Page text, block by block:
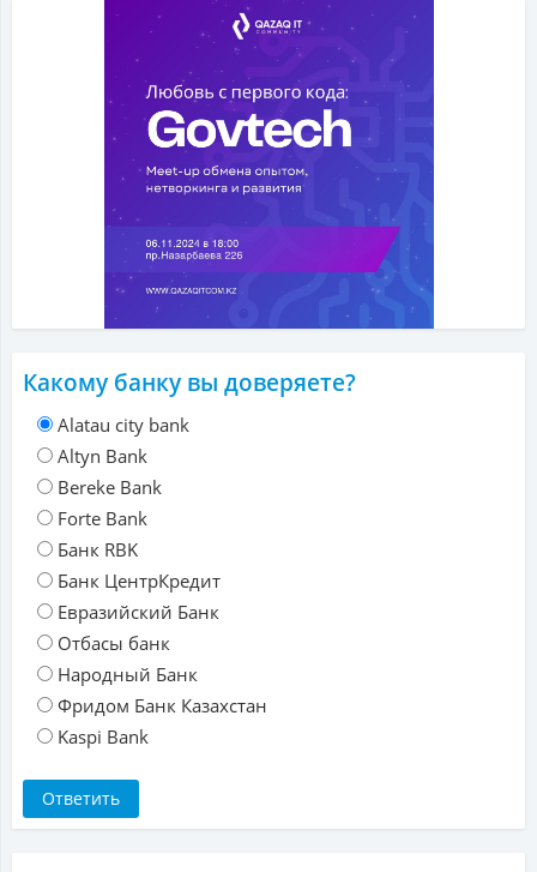
Какому банку вы доверяете?
Alatau city bank
Altyn Bank
Bereke Bank
Forte Bank
Банк RBK
Банк ЦентрКредит
Евразийский Банк
Отбасы банк
Народный Банк
Фридом Банк Казахстан
Kaspi Bank